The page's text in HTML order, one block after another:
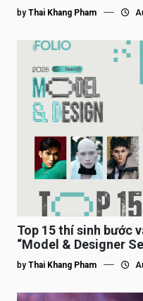
by Thai Khang Pham
Top 15 thí sinh bước
“Model & Designer
by Thai Khang Pham